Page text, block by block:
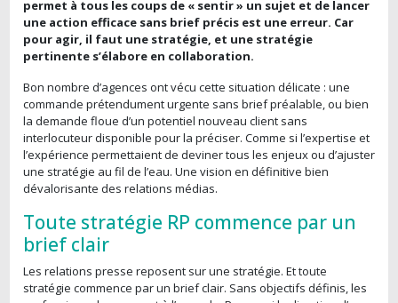
permet à tous les coups de « sentir » un sujet et de lancer
une action efficace sans brief précis est une erreur. Car
pour agir, il faut une stratégie, et une stratégie
pertinente s’élabore en collaboration.
Bon nombre d’agences ont vécu cette situation délicate : une
commande prétendument urgente sans brief préalable, ou bien
la demande floue d’un potentiel nouveau client sans
interlocuteur disponible pour la préciser. Comme si l’expertise et
l’expérience permettaient de deviner tous les enjeux ou d’ajuster
une stratégie au fil de l’eau. Une vision en définitive bien
dévalorisante des relations médias.
Toute stratégie RP commence par un
brief clair
Les relations presse reposent sur une stratégie. Et toute
stratégie commence par un brief clair. Sans objectifs définis, les